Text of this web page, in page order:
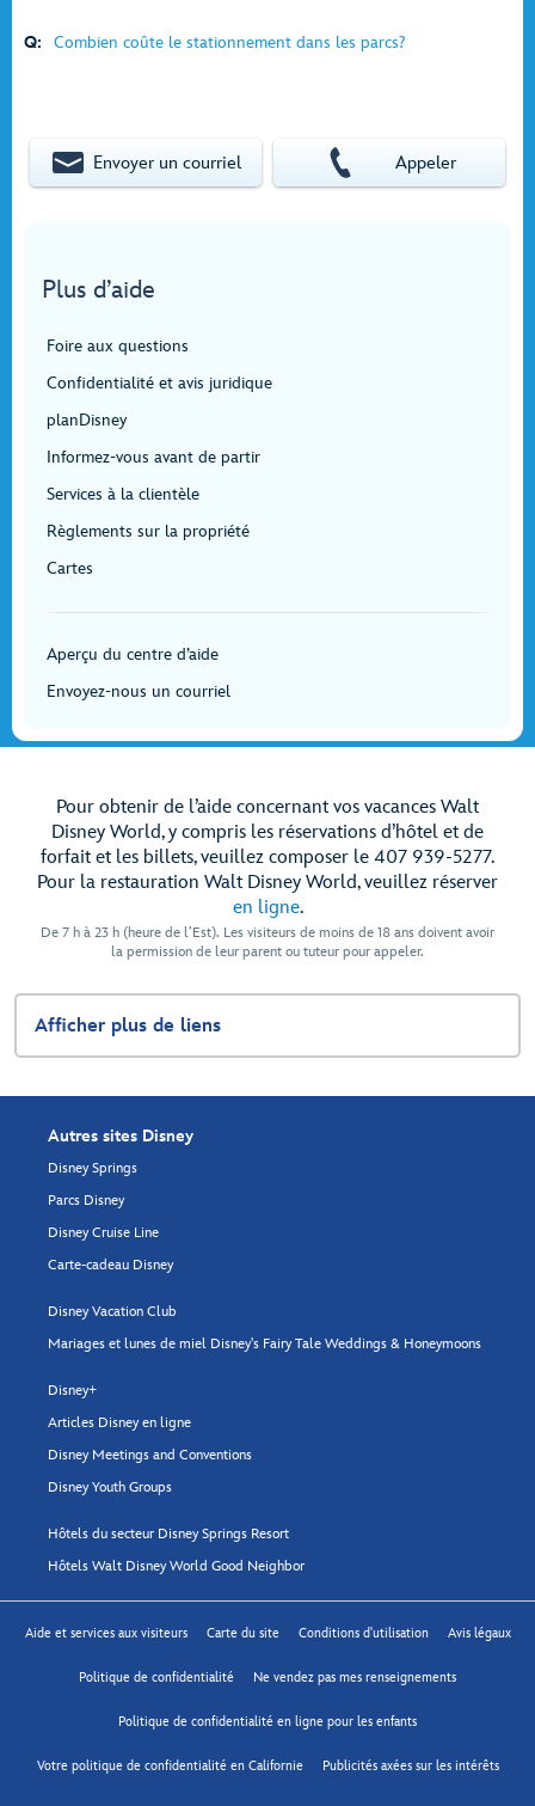
Q: Combien coûte le stationnement dans les parcs?
Envoyer un courriel Appeler
Plus d’aide
Foire aux questions
Confidentialité et avis juridique
planDisney
Informez-vous avant de partir
Services à la clientèle
Règlements sur la propriété
Cartes
Aperçu du centre d’aide
Envoyez-nous un courriel
Pour obtenir de l’aide concernant vos vacances Walt
Disney World, y compris les réservations d’hôtel et de
forfait et les billets, veuillez composer le 407 939-5277.
Pour la restauration Walt Disney World, veuillez réserver
en ligne.
De 7 h à 23 h (heure de l’Est). Les visiteurs de moins de 18 ans doivent avoir
la permission de leur parent ou tuteur pour appeler.
Afficher plus de liens
Autres sites Disney
Disney Springs
Parcs Disney
Disney Cruise Line
Carte-cadeau Disney
Disney Vacation Club
Mariages et lunes de miel Disney's Fairy Tale Weddings & Honeymoons
Disney+
Articles Disney en ligne
Disney Meetings and Conventions
Disney Youth Groups
Hôtels du secteur Disney Springs Resort
Hôtels Walt Disney World Good Neighbor
Aide et services aux visiteurs Carte du site Conditions d'utilisation Avis légaux
Politique de confidentialité Ne vendez pas mes renseignements
Politique de confidentialité en ligne pour les enfants
Votre politique de confidentialité en Californie Publicités axées sur les intérêts